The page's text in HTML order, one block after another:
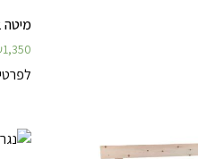
מיטה 2
1,350